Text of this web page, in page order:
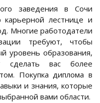
заведения в Сочи
лестнице и
Многие работодатели
требуют, чтобы
уровень образования,
сделать вас более
Покупка диплома в
и знания, которые
вами области.